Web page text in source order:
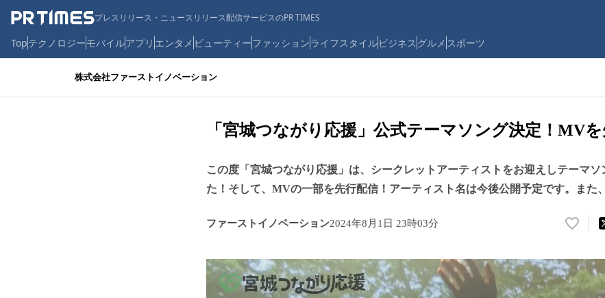
プレスリリース・ニュースリリース配信サービスのPR TIMES
Topテクノロジーモバイルアプリ エンタメ ビューティーファッションライフスタイルビジネス グルメ スポーツ
株式会社ファーストイノベーション
「宮城つながり応援」公式テーマソング決定！MVを
この度「宮城つながり応援」は、シークレットアーティストをお迎えしテーマソ
た！そして、MVの一部を先行配信！アーティスト名は今後公開予定です。また
ファーストイノベーション2024年8月1日 23時03分
い
ね
！
数